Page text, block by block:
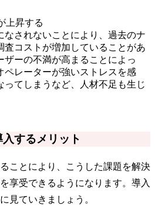
上昇する
なされないことにより、過去のナ
査コストが増加していることがあ
ザーの不満が高まることによっ
ペレーターが強いストレスを感
ってしまうなど、人材不足も生じ
するメリット
ことにより、こうした課題を解決
享受できるようになります。導入
見ていきましょう。